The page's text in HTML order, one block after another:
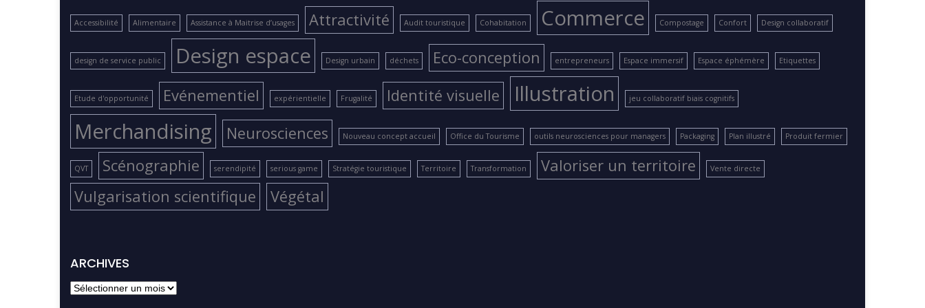
Accessibilité Alimentaire Assistance à Maitrise d’usages Attractivité Audit touristique Cohabitation Commerce Compostage Confort Design collaboratif
design de service public Design espace Design urbain déchets Eco-conception entrepreneurs Espace immersif Espace éphémère Etiquettes
Etude d'opportunité Evénementiel expérientielle Frugalité Identité visuelle Illustration jeu collaboratif biais cognitifs
Merchandising Neurosciences Nouveau concept accueil Office du Tourisme outils neurosciences pour managers Packaging Plan illustré Produit fermier
QVT Scénographie serendipité serious game Stratégie touristique Territoire Transformation Valoriser un territoire Vente directe
Vulgarisation scientifique Végétal
ARCHIVES
archives